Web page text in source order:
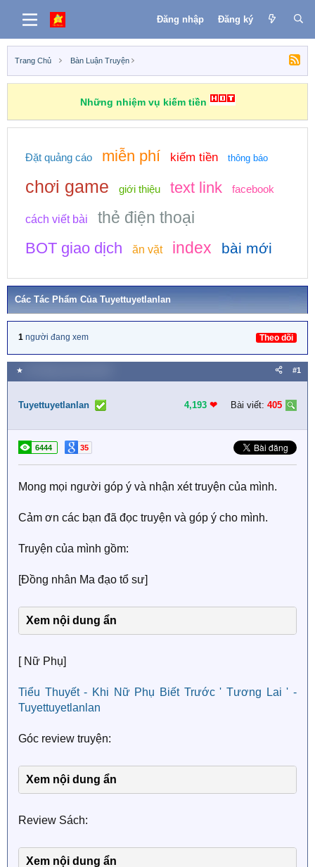
Đăng nhập Đăng ký
Trang Chủ Bàn Luận Truyện
Những nhiệm vụ kiếm tiền
Đặt quảng cáo miễn phí kiếm tiền thông báo
chơi game giới thiệu text link facebook
cách viết bài thẻ điện thoại
BOT giao dịch ăn vặt index bài mới
Các Tác Phẩm Của Tuyettuyetlanlan
1 người đang xem Theo dõi
★ #1
Tuyettuyetlanlan 4,193 ❤︎ Bài viết: 405
6444 35
Mong mọi người góp ý và nhận xét truyện của mình.
Cảm ơn các bạn đã đọc truyện và góp ý cho mình.
Truyện của mình gồm:
[Đồng nhân Ma đạo tổ sư]
Xem nội dung ẩn
[ Nữ Phụ]
Tiểu Thuyết - Khi Nữ Phụ Biết Trước ' Tương Lai ' -
Tuyettuyetlanlan
Góc review truyện:
Xem nội dung ẩn
Review Sách:
Xem nội dung ẩn